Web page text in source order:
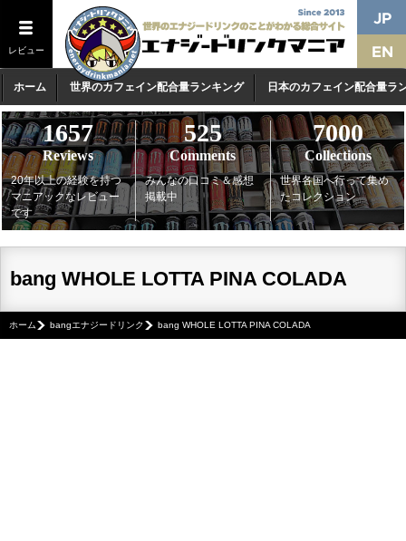
レビュー
ホーム 世界のカフェイン配合量ランキング 日本のカフェイン配合量ラ
1657
Reviews
20年以上の経験を持つ
マニアックなレビュー
です
525
Comments
みんなの口コミ＆感想
掲載中
7000
Collections
世界各国へ行って集め
たコレクション
bang WHOLE LOTTA PINA COLADA
ホーム bangエナジードリンク bang WHOLE LOTTA PINA COLADA